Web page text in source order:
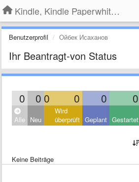
Kindle, Kindle Paperwhite, Kindle Voyage
Benutzerprofil Ойбек Исаханов
Ihr Beantragt-von Status
0 0 0 0 0 0
Alle Neu
Wird
überprüft Geplant Gestartet
Keine Beiträge